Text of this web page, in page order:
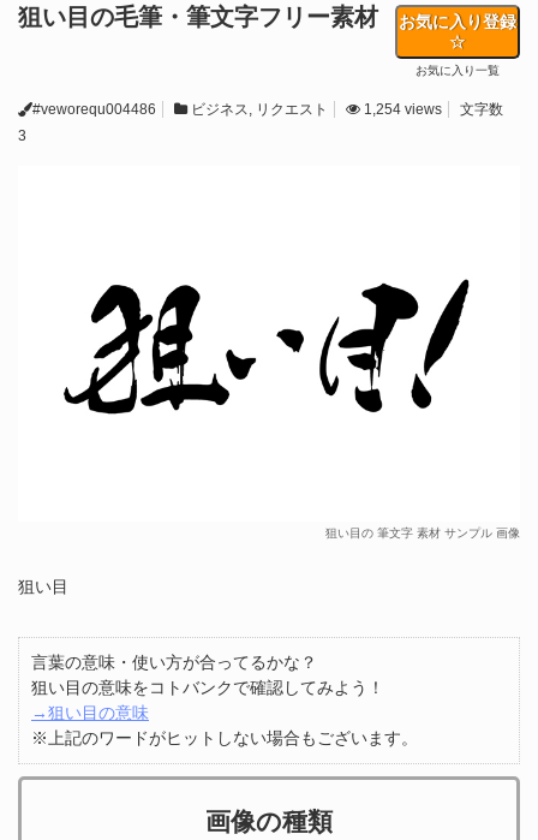
狙い目の毛筆・筆文字フリー素材 お気に入り登録
お気に入り一覧
#veworequ004486 ビジネス, リクエスト 1,254 views
文字数
3
狙い目の 筆文字 素材 サンプル 画像
狙い目
言葉の意味・使い方が合ってるかな？
狙い目の意味をコトバンクで確認してみよう！
→狙い目の意味
※上記のワードがヒットしない場合もございます。
画像の種類